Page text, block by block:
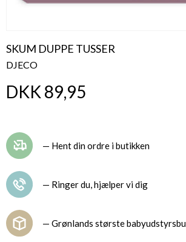
SKUM DUPPE TUSSER
DJECO
DKK 89,95
— Hent din ordre i butikken
— Ringer du, hjælper vi dig
— Grønlands største